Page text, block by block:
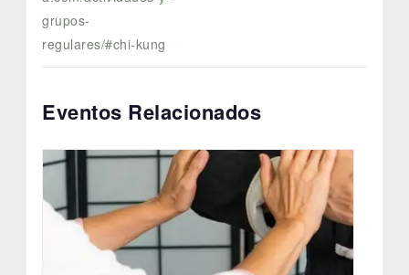
grupos-
regulares/#chi-kung
Eventos Relacionados